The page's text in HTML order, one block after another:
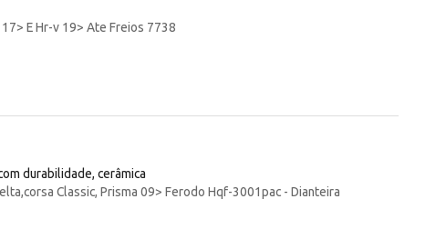
E Hr-v 19> Ate Freios 7738
durabilidade, cerâmica
Classic, Prisma 09> Ferodo Hqf-3001pac - Dianteira